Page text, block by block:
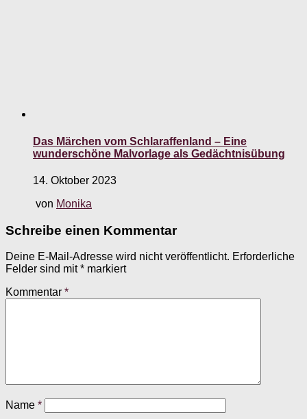
Das Märchen vom Schlaraffenland – Eine
wunderschöne Malvorlage als Gedächtnisübung
14. Oktober 2023
von Monika
Schreibe einen Kommentar
Deine E-Mail-Adresse wird nicht veröffentlicht. Erforderliche
Felder sind mit* markiert
Kommentar *
Name *